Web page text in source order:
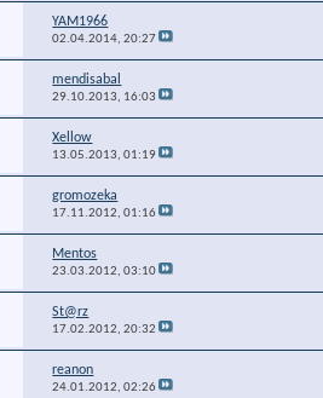
YAM1966
02.04.2014,20:27
mendisabal
29.10.2013, 16:03
Xellow
13.05.2013,01:19
gromozeka
17.11.2012,01:16
Mentos
23.03.2012,03:10
St@rz
17.02.2012,20:32
reanon
24.01.2012,02:26